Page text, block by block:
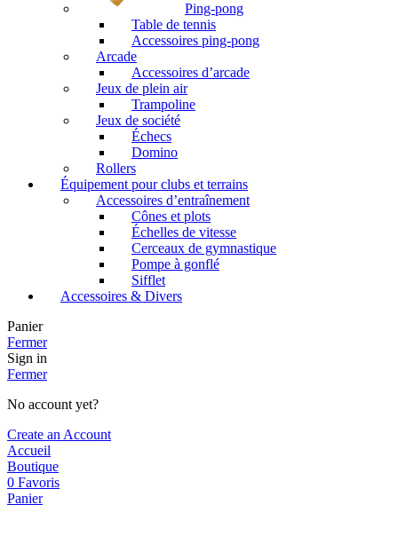
Ping-pong
Table de tennis
Accessoires ping-pong
Arcade
Accessoires d’arcade
Jeux de plein air
Trampoline
Jeux de société
Échecs
Domino
Rollers
Équipement pour clubs et terrains
Accessoires d’entraînement
Cônes et plots
Échelles de vitesse
Cerceaux de gymnastique
Pompe à gonflé
Sifflet
Accessoires & Divers
Panier
Fermer
Sign in
Fermer
No account yet?
Create an Account
Accueil
Boutique
0 Favoris
Panier